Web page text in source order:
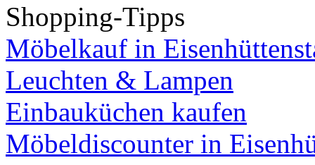
Shopping-Tipps
Möbelkauf in
Leuchten & Lampen
Einbauküchen kaufen
Möbeldiscounter in